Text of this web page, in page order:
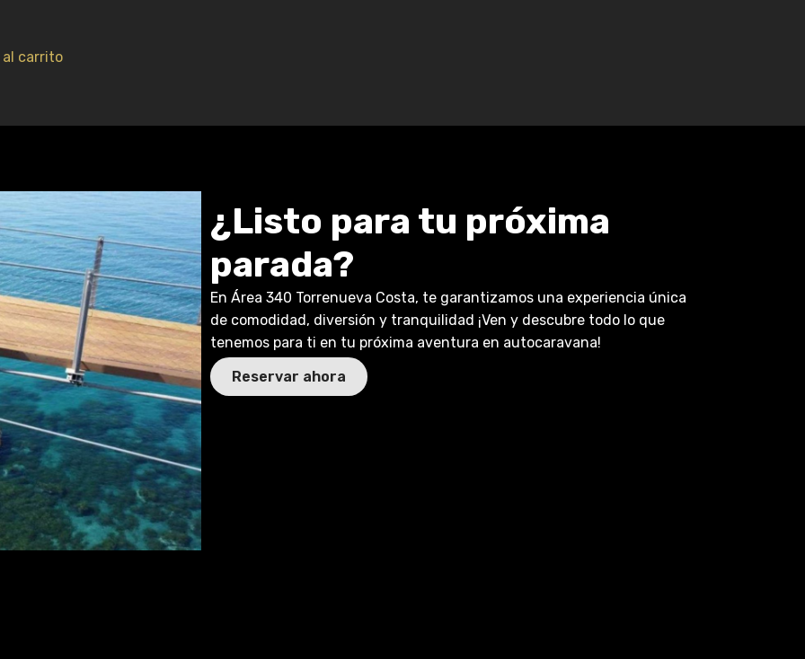
carrito
¿Listo para tu próxima
parada?
En Área 340 Torrenueva Costa, te garantizamos una experiencia única
de comodidad, diversión y tranquilidad ¡Ven y descubre todo lo que
tenemos para ti en tu próxima aventura en autocaravana!
Reservar ahora